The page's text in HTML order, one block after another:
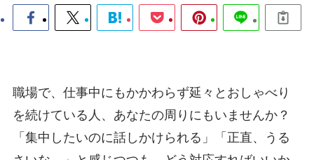
職場で、仕事中にもかかわらず延々とおしゃべり
を続けている人、あなたの周りにもいませんか？
「集中したいのに話しかけられる」「正直、うる